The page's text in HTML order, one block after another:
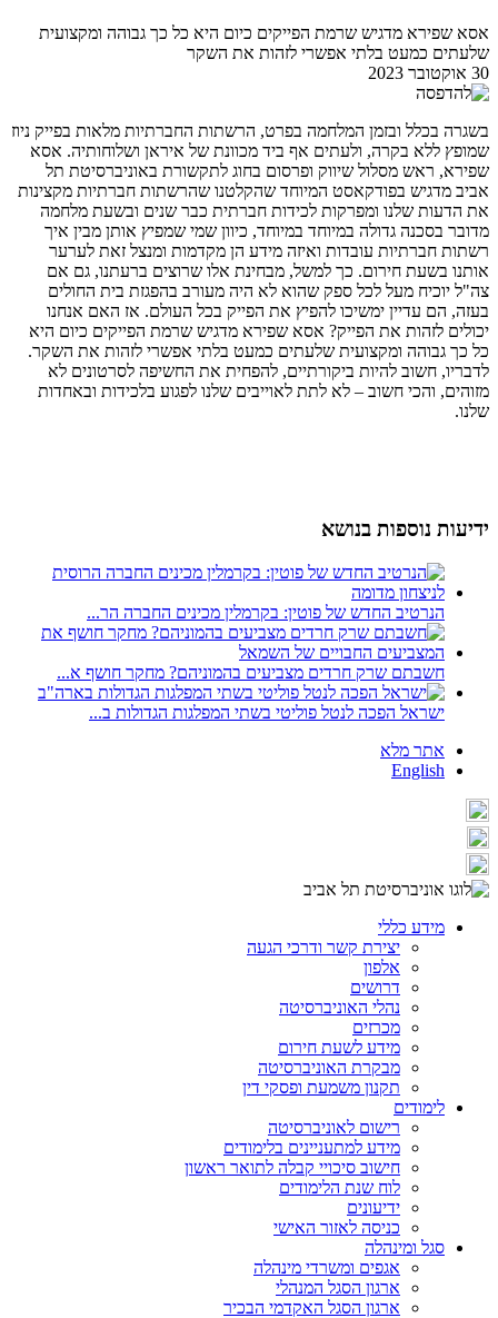
אסא שפירא מדגיש שרמת הפייקים כיום היא כל כך גבוהה ומקצועית
שלעתים כמעט בלתי אפשרי לזהות את השקר
30 אוקטובר 2023
בשגרה בכלל ובזמן המלחמה בפרט, הרשתות החברתיות מלאות בפייק ניוז
שמופץ ללא בקרה, ולעתים אף ביד מכוונת של איראן ושלוחותיה. אסא
שפירא, ראש מסלול שיווק ופרסום בחוג לתקשורת באוניברסיטת תל
אביב מדגיש בפודקאסט המיוחד שהקלטנו שהרשתות חברתיות מקצינות
את הדעות שלנו ומפרקות לכידות חברתית כבר שנים ובשעת מלחמה
מדובר בסכנה גדולה במיוחד במיוחד, כיוון שמי שמפיץ אותן מבין איך
רשתות חברתיות עובדות ואיזה מידע הן מקדמות ומנצל זאת לערער
אותנו בשעת חירום. כך למשל, מבחינת אלו שרוצים ברעתנו, גם אם
צה"ל יוכיח מעל לכל ספק שהוא לא היה מעורב בהפגזת בית החולים
בעזה, הם עדיין ימשיכו להפיץ את הפייק בכל העולם. אז האם אנחנו
יכולים לזהות את הפייק? אסא שפירא מדגיש שרמת הפייקים כיום היא
כל כך גבוהה ומקצועית שלעתים כמעט בלתי אפשרי לזהות את השקר.
לדבריו, חשוב להיות ביקורתיים, להפחית את החשיפה לסרטונים לא
מזוהים, והכי חשוב – לא לתת לאוייבים שלנו לפגוע בלכידות ובאחדות
שלנו.
ידיעות נוספות בנושא
הנרטיב החדש של פוטין: בקרמלין מכינים החברה הר...
חשבתם שרק חרדים מצביעים בהמוניהם? מחקר חושף א...
ישראל הפכה לנטל פוליטי בשתי המפלגות הגדולות ב...
אתר מלא
English
מידע כללי
יצירת קשר ודרכי הגעה
אלפון
דרושים
נהלי האוניברסיטה
מכרזים
מידע לשעת חירום
מבקרת האוניברסיטה
תקנון משמעת ופסקי דין
לימודים
רישום לאוניברסיטה
מידע למתעניינים בלימודים
חישוב סיכויי קבלה לתואר ראשון
לוח שנת הלימודים
ידיעונים
כניסה לאזור האישי
סגל ומינהלה
אגפים ומשרדי מינהלה
ארגון הסגל המנהלי
ארגון הסגל האקדמי הבכיר